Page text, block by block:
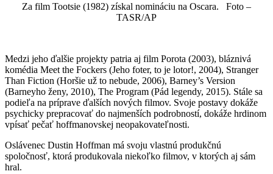
Za film Tootsie (1982) získal nomináciu na Oscara. Foto –
TASR/AP
Medzi jeho ďalšie projekty patria aj film Porota (2003), bláznivá
komédia Meet the Fockers (Jeho foter, to je lotor!, 2004), Stranger
Than Fiction (Horšie už to nebude, 2006), Barney’s Version
(Barneyho ženy, 2010), The Program (Pád legendy, 2015). Stále sa
podieľa na príprave ďalších nových filmov. Svoje postavy dokáže
psychicky prepracovať do najmenších podrobností, dokáže hrdinom
vpísať pečať hoffmanovskej neopakovateľnosti.
Oslávenec Dustin Hoffman má svoju vlastnú produkčnú
spoločnosť, ktorá produkovala niekoľko filmov, v ktorých aj sám
hral.